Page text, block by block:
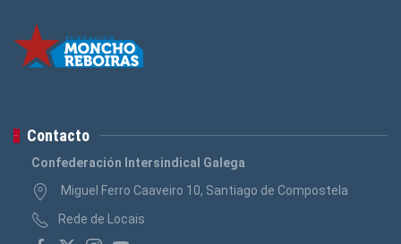
Contacto
Confederación Intersindical Galega
Miguel Ferro Caaveiro 10, Santiago de Compostela
Rede de Locais